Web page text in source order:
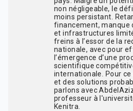
non négligeable, le
moins persistant.
financement, manque
et infrastructures
freins à l’essor de la
nationale, avec pour
l’émergence d’une
scientifique
internationale. Pour ce
et des solutions
parlons avec
professeur à
Kenitra.